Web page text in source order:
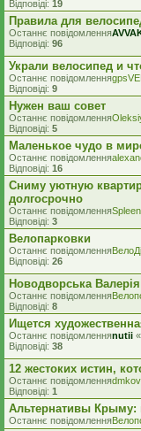
Відповіді: 19
Правила для
Останнє повідомлення
Відповіді: 96
Украли велосипед и
Останнє повідомлення
Відповіді: 9
Нужен ваш совет
Останнє повідомлення
Відповіді: 5
Маленькое чудо в
Останнє повідомлення
Відповіді: 16
Сниму уютную
долгосрочно
Останнє повідомленняSpleen
Відповіді: 3
Велопарковки
Останнє повідомлення
Відповіді: 26
Новодворська Валерія
Останнє повідомлення
Відповіді: 8
Ищется
Останнє повідомленняnutii «
Відповіді: 38
12 жестоких истин,
Останнє повідомлення
Відповіді: 1
Альтернативы
Останнє повідомлення